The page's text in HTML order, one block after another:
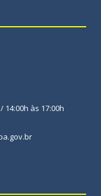
14:00h às 17:00h